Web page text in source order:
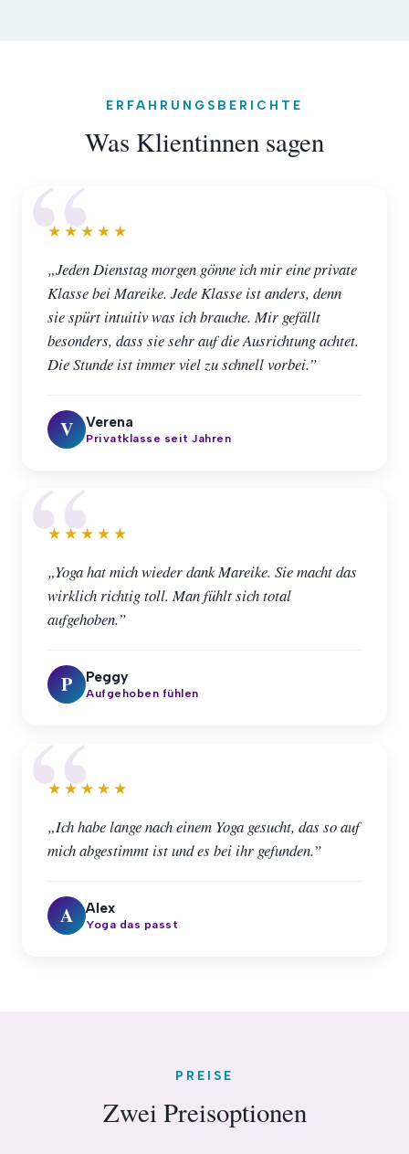
ERFAHRUNGSBERICHTE
Was Klientinnen sagen
★★★★★
„Jeden Dienstag morgen gönne ich mir eine private
Klasse bei Mareike. Jede Klasse ist anders, denn
sie spürt intuitiv was ich brauche. Mir gefällt
besonders, dass sie sehr auf die Ausrichtung achtet.
Die Stunde ist immer viel zu schnell vorbei.”
V Verena
Privatklasse seit Jahren
★★★★★
„Yoga hat mich wieder dank Mareike. Sie macht das
wirklich richtig toll. Man fühlt sich total
aufgehoben.”
P Peggy
Aufgehoben fühlen
★★★★★
„Ich habe lange nach einem Yoga gesucht, das so auf
mich abgestimmt ist und es bei ihr gefunden.”
A Alex
Yoga das passt
PREISE
Zwei Preisoptionen